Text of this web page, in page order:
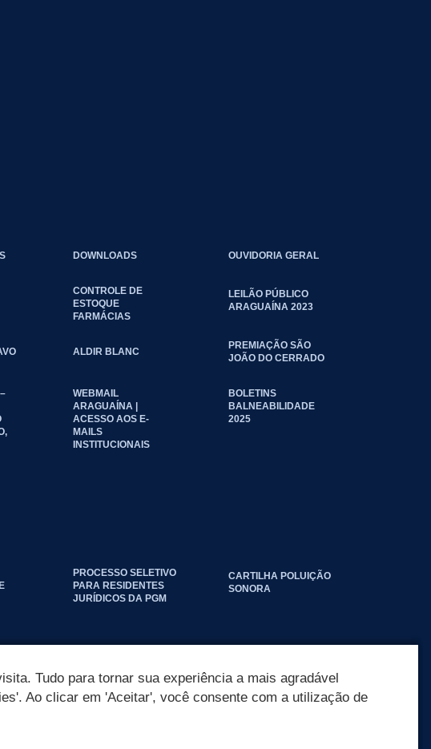
DOWNLOADS OUVIDORIA GERAL
CONTROLE DE
ESTOQUE
FARMÁCIAS
LEILÃO PÚBLICO
ARAGUAÍNA 2023
ALDIR BLANC
PREMIAÇÃO SÃO
JOÃO DO CERRADO
WEBMAIL
ARAGUAÍNA |
ACESSO AOS E-
MAILS
INSTITUCIONAIS
BOLETINS
BALNEABILIDADE
2025
PROCESSO SELETIVO
PARA RESIDENTES
JURÍDICOS DA PGM
CARTILHA POLUIÇÃO
SONORA
Tudo para tornar sua experiência a mais agradável
Ao clicar em 'Aceitar', você consente com a utilização de